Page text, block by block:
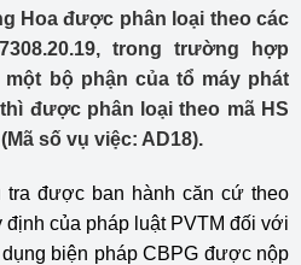
Hoa được phân loại theo các
trong trường hợp
bộ phận của tổ máy phát
được phân loại theo mã HS
số vụ việc: AD18).
tra được ban hành căn cứ theo
định của pháp luật PVTM đối với
biện pháp CBPG được nộp